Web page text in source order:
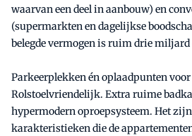
waarvan een deel in aanbouw) en
(supermarkten en dagelijkse
belegde vermogen is ruim drie miljard
Parkeerplekken én oplaadpunten
Rolstoelvriendelijk. Extra ruime
hypermodern oproepsysteem. Het zijn
karakteristieken die de